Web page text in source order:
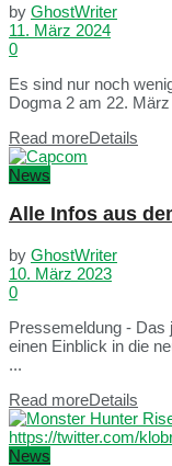
by GhostWriter
11. März 2024
0
Es sind nur noch
Dogma 2 am 22.
Read moreDetails
News
Alle Infos aus
by GhostWriter
10. März 2023
0
Pressemeldung - Das
einen Einblick in die
...
Read moreDetails
News